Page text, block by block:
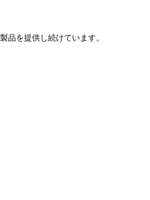
品を提供し続けています。